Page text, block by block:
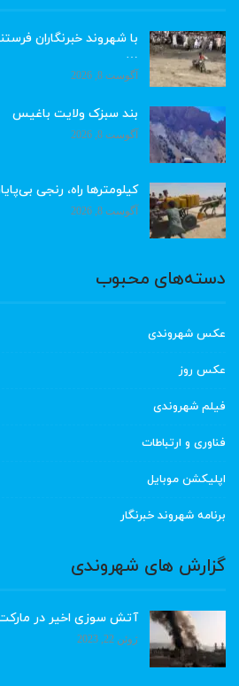
با شهروند خبرنگاران
…
آگوست 8, 2026
بند سبزک ولایت باغیس
آگوست 8, 2026
کیلومترها راه، رنجی
آگوست 8, 2026
دسته‌های محبوب
عکس شهروندی
عکس روز
فیلم شهروندی
فناوری و ارتباطات
اپلیکشن موبایل
برنامه شهروند خبرنگار
گزارش های شهروندی
آتش سوزی اخیر در
ژوئن 22, 2023